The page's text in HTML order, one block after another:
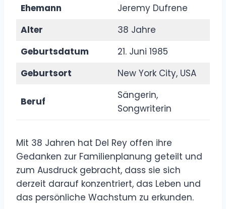
Ehemann
Jeremy Dufrene
Alter
38 Jahre
Geburtsdatum
21. Juni 1985
Geburtsort
New York City, USA
Beruf
Sängerin,
Songwriterin
Mit 38 Jahren hat Del Rey offen ihre
Gedanken zur Familienplanung geteilt und
zum Ausdruck gebracht, dass sie sich
derzeit darauf konzentriert, das Leben und
das persönliche Wachstum zu erkunden.